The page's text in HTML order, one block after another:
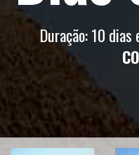
Duração: 10